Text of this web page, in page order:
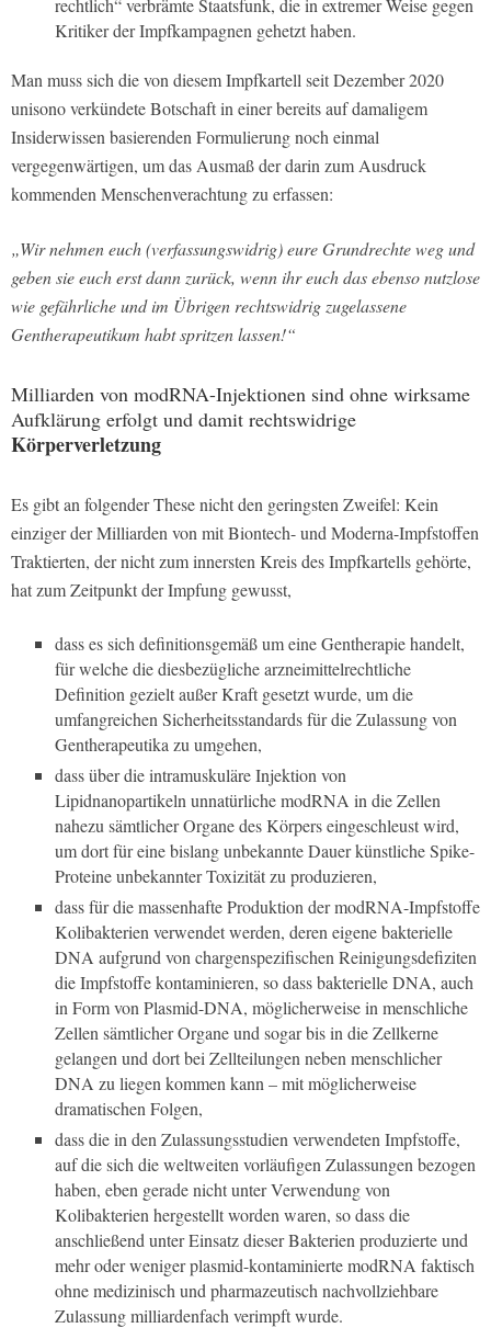
rechtlich“ verbrämte Staatsfunk, die in extremer Weise gegen
Kritiker der Impfkampagnen gehetzt haben.
Man muss sich die von diesem Impfkartell seit Dezember 2020
unisono verkündete Botschaft in einer bereits auf damaligem
Insiderwissen basierenden Formulierung noch einmal
vergegenwärtigen, um das Ausmaß der darin zum Ausdruck
kommenden Menschenverachtung zu erfassen:
„Wir nehmen euch (verfassungswidrig) eure Grundrechte weg und
geben sie euch erst dann zurück, wenn ihr euch das ebenso nutzlose
wie gefährliche und im Übrigen rechtswidrig zugelassene
Gentherapeutikum habt spritzen lassen!“
Milliarden von modRNA-Injektionen sind ohne wirksame
Aufklärung erfolgt und damit rechtswidrige
Körperverletzung
Es gibt an folgender These nicht den geringsten Zweifel: Kein
einziger der Milliarden von mit Biontech- und Moderna-Impfstoffen
Traktierten, der nicht zum innersten Kreis des Impfkartells gehörte,
hat zum Zeitpunkt der Impfung gewusst,
dass es sich definitionsgemäß um eine Gentherapie handelt,
für welche die diesbezügliche arzneimittelrechtliche
Definition gezielt außer Kraft gesetzt wurde, um die
umfangreichen Sicherheitsstandards für die Zulassung von
Gentherapeutika zu umgehen,
dass über die intramuskuläre Injektion von
Lipidnanopartikeln unnatürliche modRNA in die Zellen
nahezu sämtlicher Organe des Körpers eingeschleust wird,
um dort für eine bislang unbekannte Dauer künstliche Spike-
Proteine unbekannter Toxizität zu produzieren,
dass für die massenhafte Produktion der modRNA-Impfstoffe
Kolibakterien verwendet werden, deren eigene bakterielle
DNA aufgrund von chargenspezifischen Reinigungsdefiziten
die Impfstoffe kontaminieren, so dass bakterielle DNA, auch
in Form von Plasmid-DNA, möglicherweise in menschliche
Zellen sämtlicher Organe und sogar bis in die Zellkerne
gelangen und dort bei Zellteilungen neben menschlicher
DNA zu liegen kommen kann – mit möglicherweise
dramatischen Folgen,
dass die in den Zulassungsstudien verwendeten Impfstoffe,
auf die sich die weltweiten vorläufigen Zulassungen bezogen
haben, eben gerade nicht unter Verwendung von
Kolibakterien hergestellt worden waren, so dass die
anschließend unter Einsatz dieser Bakterien produzierte und
mehr oder weniger plasmid-kontaminierte modRNA faktisch
ohne medizinisch und pharmazeutisch nachvollziehbare
Zulassung milliardenfach verimpft wurde.